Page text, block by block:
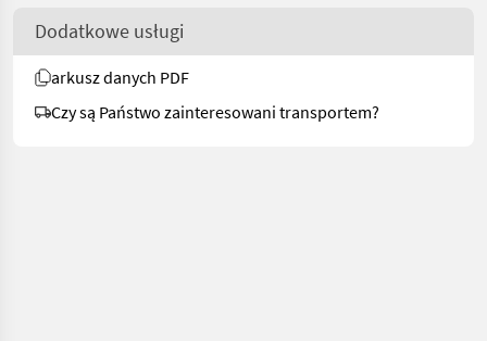
Dodatkowe usługi
arkusz danych PDF
Czy są Państwo zainteresowani transportem?